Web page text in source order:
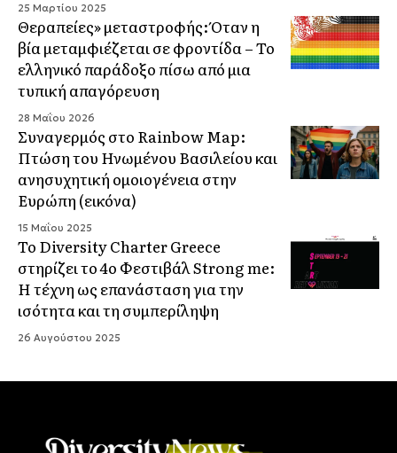
25 Μαρτίου 2025
Θεραπείες» μεταστροφής: Όταν η
βία μεταμφιέζεται σε φροντίδα – Το
ελληνικό παράδοξο πίσω από μια
τυπική απαγόρευση
28 Μαΐου 2026
Συναγερμός στο Rainbow Map:
Πτώση του Ηνωμένου Βασιλείου και
ανησυχητική ομοιογένεια στην
Ευρώπη (εικόνα)
15 Μαΐου 2025
Το Diversity Charter Greece
στηρίζει το 4ο Φεστιβάλ Strong me:
Η τέχνη ως επανάσταση για την
ισότητα και τη συμπερίληψη
26 Αυγούστου 2025